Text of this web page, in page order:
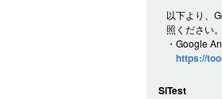
以下より、
照ください。
・Google
https://
SiTest